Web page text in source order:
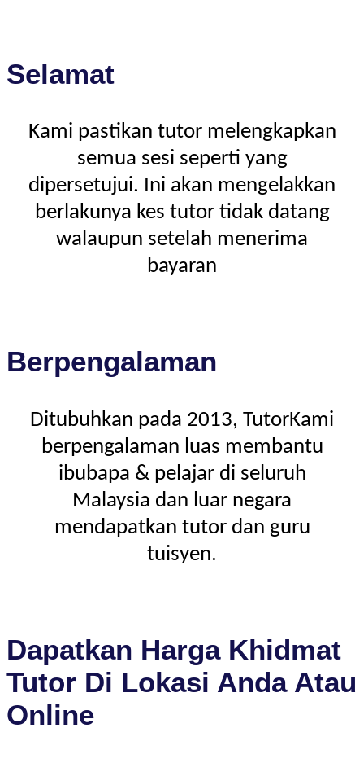
Selamat
Kami pastikan tutor melengkapkan
semua sesi seperti yang
dipersetujui. Ini akan mengelakkan
berlakunya kes tutor tidak datang
walaupun setelah menerima
bayaran
Berpengalaman
Ditubuhkan pada 2013, TutorKami
berpengalaman luas membantu
ibubapa & pelajar di seluruh
Malaysia dan luar negara
mendapatkan tutor dan guru
tuisyen.
Dapatkan Harga Khidmat
Tutor Di Lokasi Anda Atau
Online